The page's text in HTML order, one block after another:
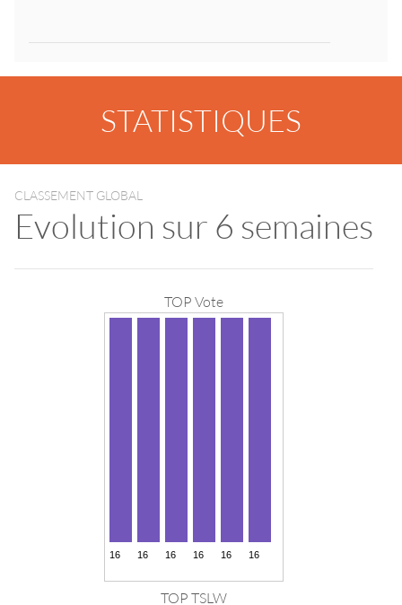
STATISTIQUES
CLASSEMENT GLOBAL
Evolution sur 6 semaines
TOP Vote
TOP TSLW